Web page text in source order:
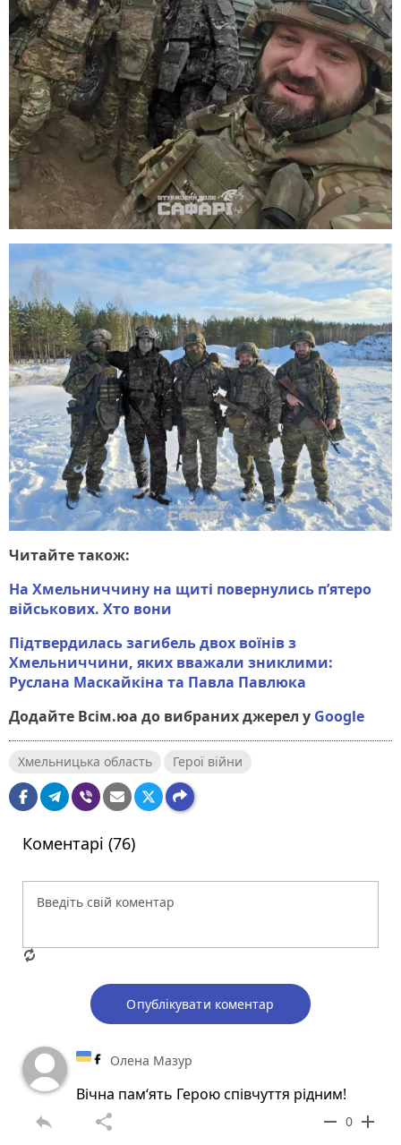
Читайте також:
На Хмельниччину на щиті повернулись пʼятеро
військових. Хто вони
Підтвердилась загибель двох воїнів з
Хмельниччини, яких вважали зниклими:
Руслана Маскайкіна та Павла Павлюка
Додайте Всім.юа до вибраних джерел у Google
Хмельницька область Герої війни
Коментарі (76)
Опублікувати коментар
Олена Мазур
Вічна пам‘ять Герою співчуття рідним!
reply share remove 0 add